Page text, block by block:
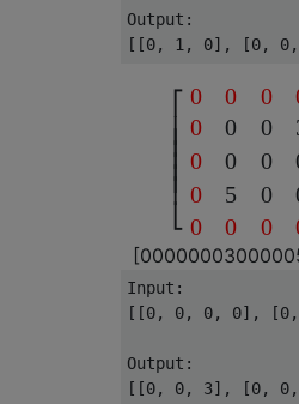
Output:
⎢
⎢
0
0
0
0
0
0
0
0
5
0
0
0
0
0
0
[0000000300000
Input:
[[0, 0, 0, 0],
Output: